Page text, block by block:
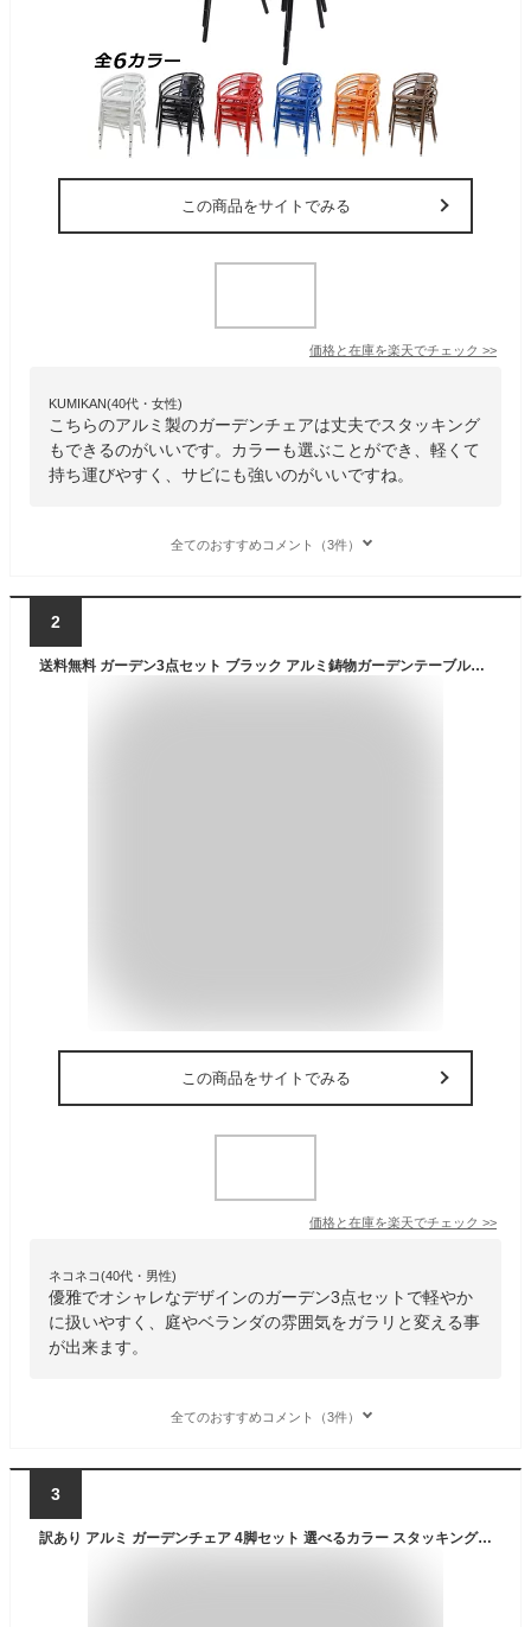
この商品をサイトでみる
価格と在庫を楽天でチェック >>
KUMIKAN(40代・女性)
こちらのアルミ製のガーデンチェアは丈夫でスタッキング
もできるのがいいです。カラーも選ぶことができ、軽くて
持ち運びやすく、サビにも強いのがいいですね。
全てのおすすめコメント（3件）
2
送料無料 ガーデン3点セット ブラック アルミ鋳物ガーデンテーブル3点セット ガーデンファニチャー ガーデンテーブルセット ガーデンチェア アルミ アルミテーブル ガーデンテーブル アルミチェア キャンプチェア アウトドア 庭 バルコニー テラス 鋳物 黒 almimna363set
この商品をサイトでみる
価格と在庫を楽天でチェック >>
ネコネコ(40代・男性)
優雅でオシャレなデザインのガーデン3点セットで軽やか
に扱いやすく、庭やベランダの雰囲気をガラリと変える事
が出来ます。
全てのおすすめコメント（3件）
3
訳あり アルミ ガーデンチェア 4脚セット 選べるカラー スタッキング可能 アルミ製 アルミチェア 軽量で持ち運び簡単 ガーデンファニチャー ガーデン チェア ガーデンセット 椅子 スタッキングチェア アウトドア おしゃれ シンプル 頑丈 丈夫 庭 屋外 agch034p